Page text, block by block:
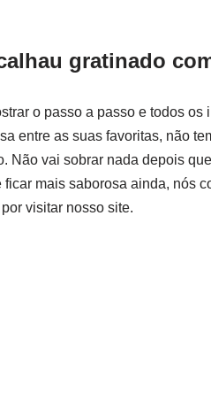
gratinado
o passo a passo e todos
entre as suas favoritas, não
Não vai sobrar nada depois
mais saborosa ainda, nós
visitar nosso site.